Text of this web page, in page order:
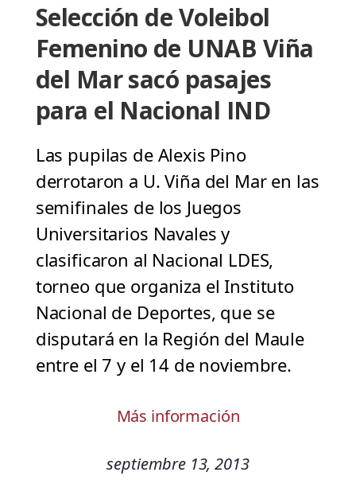
Selección de Voleibol
Femenino de UNAB Viña
del Mar sacó pasajes
para el Nacional IND
Las pupilas de Alexis Pino
derrotaron a U. Viña del Mar en las
semifinales de los Juegos
Universitarios Navales y
clasificaron al Nacional LDES,
torneo que organiza el Instituto
Nacional de Deportes, que se
disputará en la Región del Maule
entre el 7 y el 14 de noviembre.
Más información
septiembre 13, 2013